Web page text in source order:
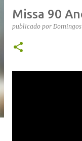
Missa 90
publicado por